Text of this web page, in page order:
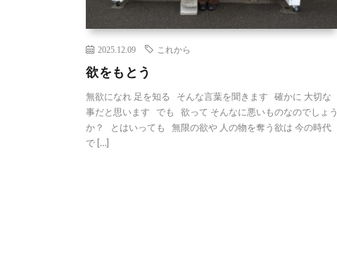
2025.12.09 これから
欲をもとう
無欲になれ 足を知る そんな言葉を聞きます 確かに 大切な
事だと思います でも 欲って そんなに悪いものなのでしょう
か？ とはいっても 無限の欲や 人の物を奪う欲は 今の時代
で […]